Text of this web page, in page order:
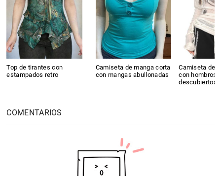
Top de tirantes con
estampados retro
Camiseta de manga corta
con mangas abullonadas
Camiseta de
con hombros
descubiertos
COMENTARIOS